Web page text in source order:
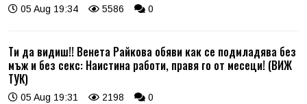
05 Aug 19:34 5586 0
Ти да видиш!! Венета Райкова обяви как се подмладява без
мъж и без секс: Наистина работи, правя го от месеци! (ВИЖ
ТУК)
05 Aug 19:31 2198 0